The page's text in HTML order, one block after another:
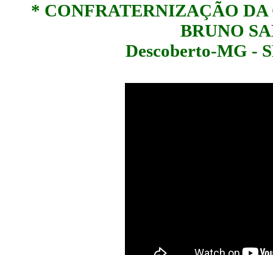
* CONFRATERNIZAÇÃO DA
BRUNO
Descoberto-MG -